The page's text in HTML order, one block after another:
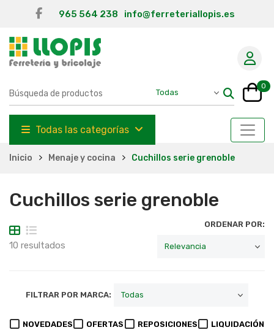
965 564 238 info@ferreteriallopis.es
0
Todas las categorías
Inicio Menaje y cocina Cuchillos serie grenoble
Cuchillos serie grenoble
10 resultados
ORDENAR POR:
FILTRAR POR MARCA:
NOVEDADES OFERTAS REPOSICIONES LIQUIDACIÓN